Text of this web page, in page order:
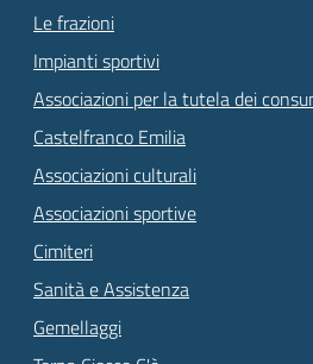
Le frazioni
Impianti sportivi
Associazioni per la tutela dei
Castelfranco Emilia
Associazioni culturali
Associazioni sportive
Cimiteri
Sanità e Assistenza
Gemellaggi